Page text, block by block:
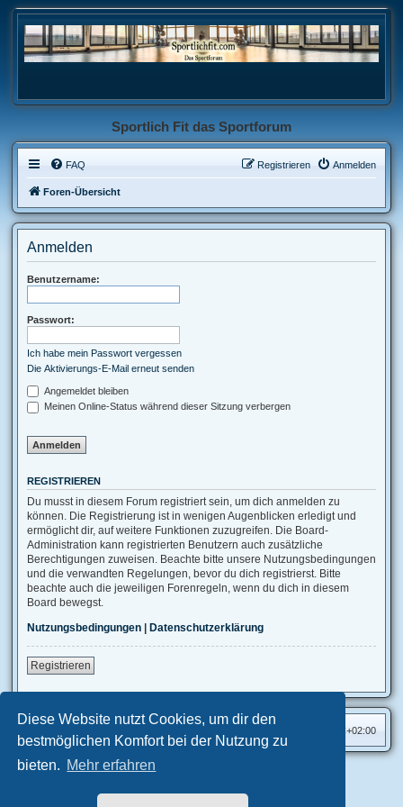
Diese Website nutzt Cookies, um dir den
bestmöglichen Komfort bei der Nutzung zu
bieten. Mehr erfahren
Sportlich Fit das Sportforum
FAQ Anmelden
Registrieren
Foren-Übersicht
Anmelden
Benutzername:
Passwort:
Ich habe mein Passwort vergessen
Die Aktivierungs-E-Mail erneut senden
Angemeldet bleiben
Meinen Online-Status während dieser Sitzung verbergen
REGISTRIEREN
Du musst in diesem Forum registriert sein, um dich anmelden zu
können. Die Registrierung ist in wenigen Augenblicken erledigt und
ermöglicht dir, auf weitere Funktionen zuzugreifen. Die Board-
Administration kann registrierten Benutzern auch zusätzliche
Berechtigungen zuweisen. Beachte bitte unsere Nutzungsbedingungen
und die verwandten Regelungen, bevor du dich registrierst. Bitte
beachte auch die jeweiligen Forenregeln, wenn du dich in diesem
Board bewegst.
Nutzungsbedingungen
Datenschutzerklärung
Registrieren
UTC+02:00
Powered byphpBB® Forum Software © phpBB Limited